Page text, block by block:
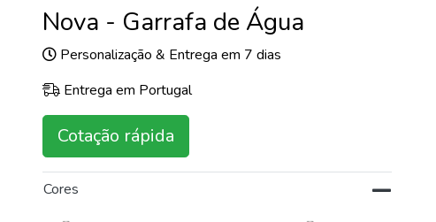
Nova - Garrafa de Água
Personalização & Entrega em 7 dias
Entrega em Portugal
Cotação rápida
Cores